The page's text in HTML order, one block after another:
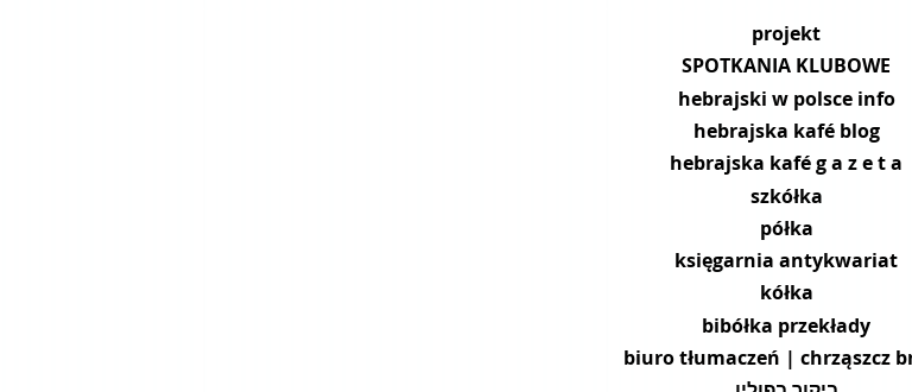
projekt
SPOTKANIA KLUBOWE
hebrajski w polsce info
hebrajska kafé blog
hebrajska kafé g a z e t a
szkółka
półka
księgarnia antykwariat
kółka
bibółka przekłady
biuro tłumaczeń | chrząszcz